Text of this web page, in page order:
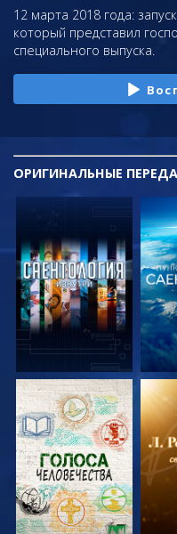
12 марта 2018 года:
который представил
специального выпуска.
ОРИГИНАЛЬНЫЕ
СМОТРЕТЬ
ПЕРЕДАЧИ